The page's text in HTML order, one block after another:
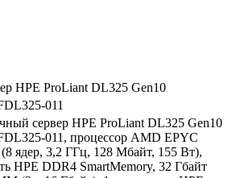
HPE ProLiant DL325 Gen10
011
сервер HPE ProLiant DL325 Gen10
011, процессор AMD EPYC
(8 ядер, 3,2 ГГц, 128 Мбайт, 155 Вт),
HPE DDR4 SmartMemory, 32 Гбайт